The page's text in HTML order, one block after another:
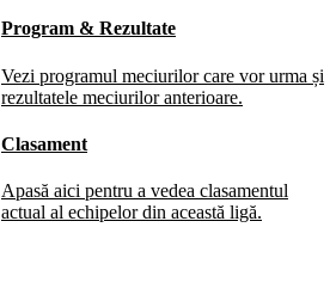
Program & Rezultate
Vezi programul meciurilor care vor urma și
rezultatele meciurilor anterioare.
Clasament
Apasă aici pentru a vedea clasamentul
actual al echipelor din această ligă.